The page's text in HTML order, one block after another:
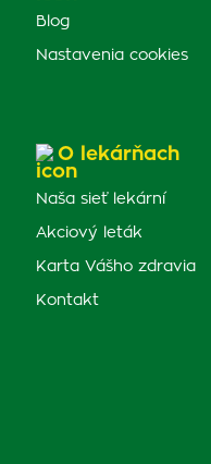
Blog
Nastavenia cookies
O lekárňach
Naša sieť lekární
Akciový leták
Karta Vášho zdravia
Kontakt